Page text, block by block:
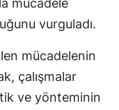
mücadele
vurguladı.
mücadelenin
çalışmalar
ve yönteminin